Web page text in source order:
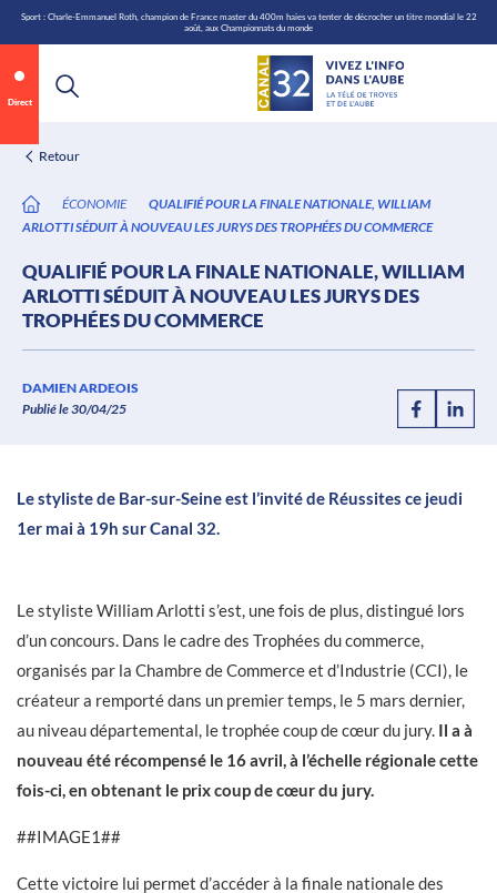
Aller
au
contenu
Sport : Charle-Emmanuel Roth, champion de France master du 400m haies va tenter de décrocher un titre mondial le 22
août, aux Championnats du monde
Direct
Retour
ÉCONOMIE
QUALIFIÉ POUR LA FINALE NATIONALE, WILLIAM
ARLOTTI SÉDUIT À NOUVEAU LES JURYS DES TROPHÉES DU COMMERCE
QUALIFIÉ POUR LA FINALE NATIONALE, WILLIAM
ARLOTTI SÉDUIT À NOUVEAU LES JURYS DES
TROPHÉES DU COMMERCE
DAMIEN ARDEOIS
Publié le 30/04/25
0:09 / 0:12
Le styliste de Bar-sur-Seine est l’invité de Réussites ce jeudi
1er mai à 19h sur Canal 32.
Le styliste William Arlotti s’est, une fois de plus, distingué lors
d’un concours. Dans le cadre des Trophées du commerce,
organisés par la Chambre de Commerce et d’Industrie (CCI), le
créateur a remporté dans un premier temps, le 5 mars dernier,
au niveau départemental, le trophée coup de cœur du jury. Il a à
nouveau été récompensé le 16 avril, à l’échelle régionale cette
fois-ci, en obtenant le prix coup de cœur du jury.
##IMAGE1##
Cette victoire lui permet d’accéder à la finale nationale des